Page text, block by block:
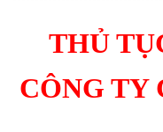
THỦ
CÔNG TY